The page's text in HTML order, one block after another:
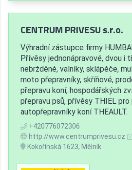
CENTRUM PRIVESU s.r.o.
Výhradní zástupce firmy
Přívěsy jednonápravové, dvou i
nebržděné, valníky, sklápěče,
moto přepravníky, skříňové,
přepravu koní, hospodářských
přepravu psů, přívěsy THIEL
autopřepravníky koní THEAULT.
+420776072306
http://www.centrumprivesu.cz
Kokořínská 1623, Mělník